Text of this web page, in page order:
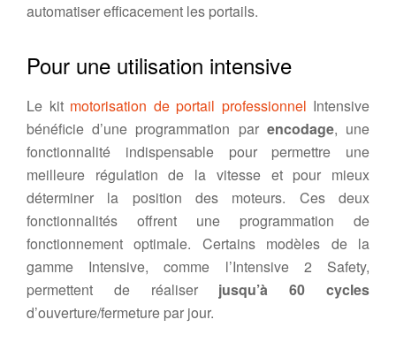
automatiser efficacement les portails.
Pour une utilisation intensive
Le kit motorisation de portail professionnel Intensive
bénéficie d’une programmation par encodage, une
fonctionnalité indispensable pour permettre une
meilleure régulation de la vitesse et pour mieux
déterminer la position des moteurs. Ces deux
fonctionnalités offrent une programmation de
fonctionnement optimale. Certains modèles de la
gamme Intensive, comme l’Intensive 2 Safety,
permettent de réaliser jusqu’à 60 cycles
d’ouverture/fermeture par jour.